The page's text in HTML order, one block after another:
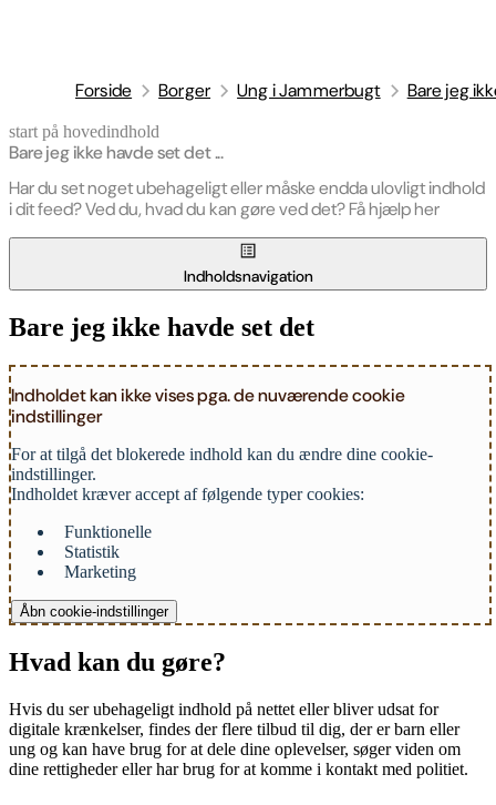
Forside Borger Ung i Jammerbugt Bare jeg
start på hovedindhold
Bare jeg ikke havde set det ...
Har du set noget ubehageligt eller måske endda ulovligt indhold
i dit feed? Ved du, hvad du kan gøre ved det? Få hjælp her
senest opdateret 30. april 2026
Indholdsnavigation
Bare jeg ikke havde set det
Indholdet kan ikke vises pga. de nuværende cookie
indstillinger
For at tilgå det blokerede indhold kan du ændre dine cookie-
indstillinger.
Indholdet kræver accept af følgende typer cookies:
Funktionelle
Statistik
Marketing
Åbn cookie-indstillinger
Hvad kan du gøre?
Hvis du ser ubehageligt indhold på nettet eller bliver udsat for
digitale krænkelser, findes der flere tilbud til dig, der er barn eller
ung og kan have brug for at dele dine oplevelser, søger viden om
dine rettigheder eller har brug for at komme i kontakt med politiet.